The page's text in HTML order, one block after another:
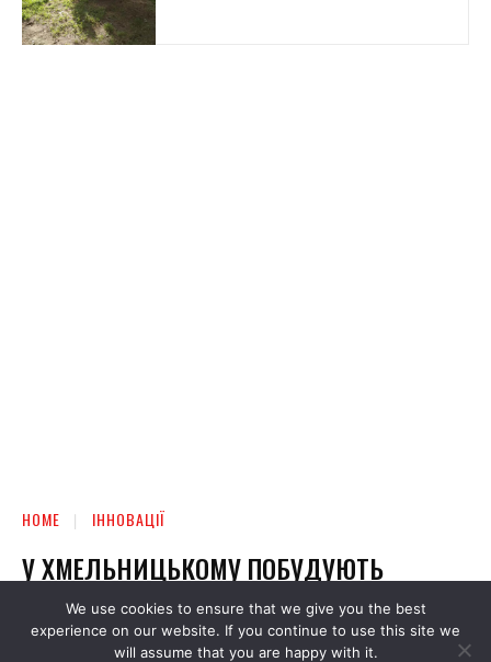
We use cookies to ensure that we give you the best
experience on our website. If you continue to use this site we
will assume that you are happy with it.